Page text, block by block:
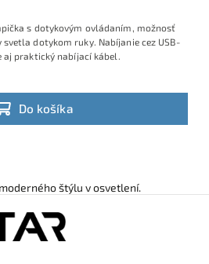
Do košíka
s dotykovým ovládaním, možnosť
dotykom ruky. Nabíjanie cez USB-
aj praktický nabíjací kábel.
štýlu v osvetlení.